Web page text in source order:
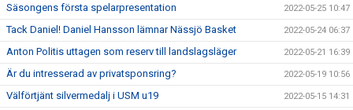
Säsongens första spelarpresentation 2022-05-25 10:47
Tack Daniel! Daniel Hansson lämnar Nässjö Basket 2022-05-24 06:37
Anton Politis uttagen som reserv till landslagsläger 2022-05-21 16:39
Är du intresserad av privatsponsring? 2022-05-19 10:56
Välförtjänt silvermedalj i USM u19 2022-05-15 14:31